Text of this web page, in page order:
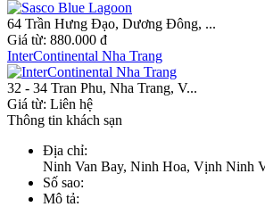
64 Trần Hưng Đạo, Dương Đông, ...
Giá từ: 880.000 đ
InterContinental Nha Trang
32 - 34 Tran Phu, Nha Trang, V...
Giá từ: Liên hệ
Thông tin khách sạn
Địa chỉ:
Ninh Van Bay, Ninh Hoa, Vịnh Ninh
Số sao:
Mô tả: